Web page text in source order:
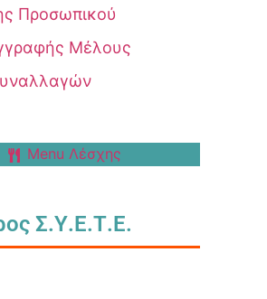
Προσωπικού
Μέλους
Menu Λέσχης
Σ.Υ.Ε.Τ.Ε.